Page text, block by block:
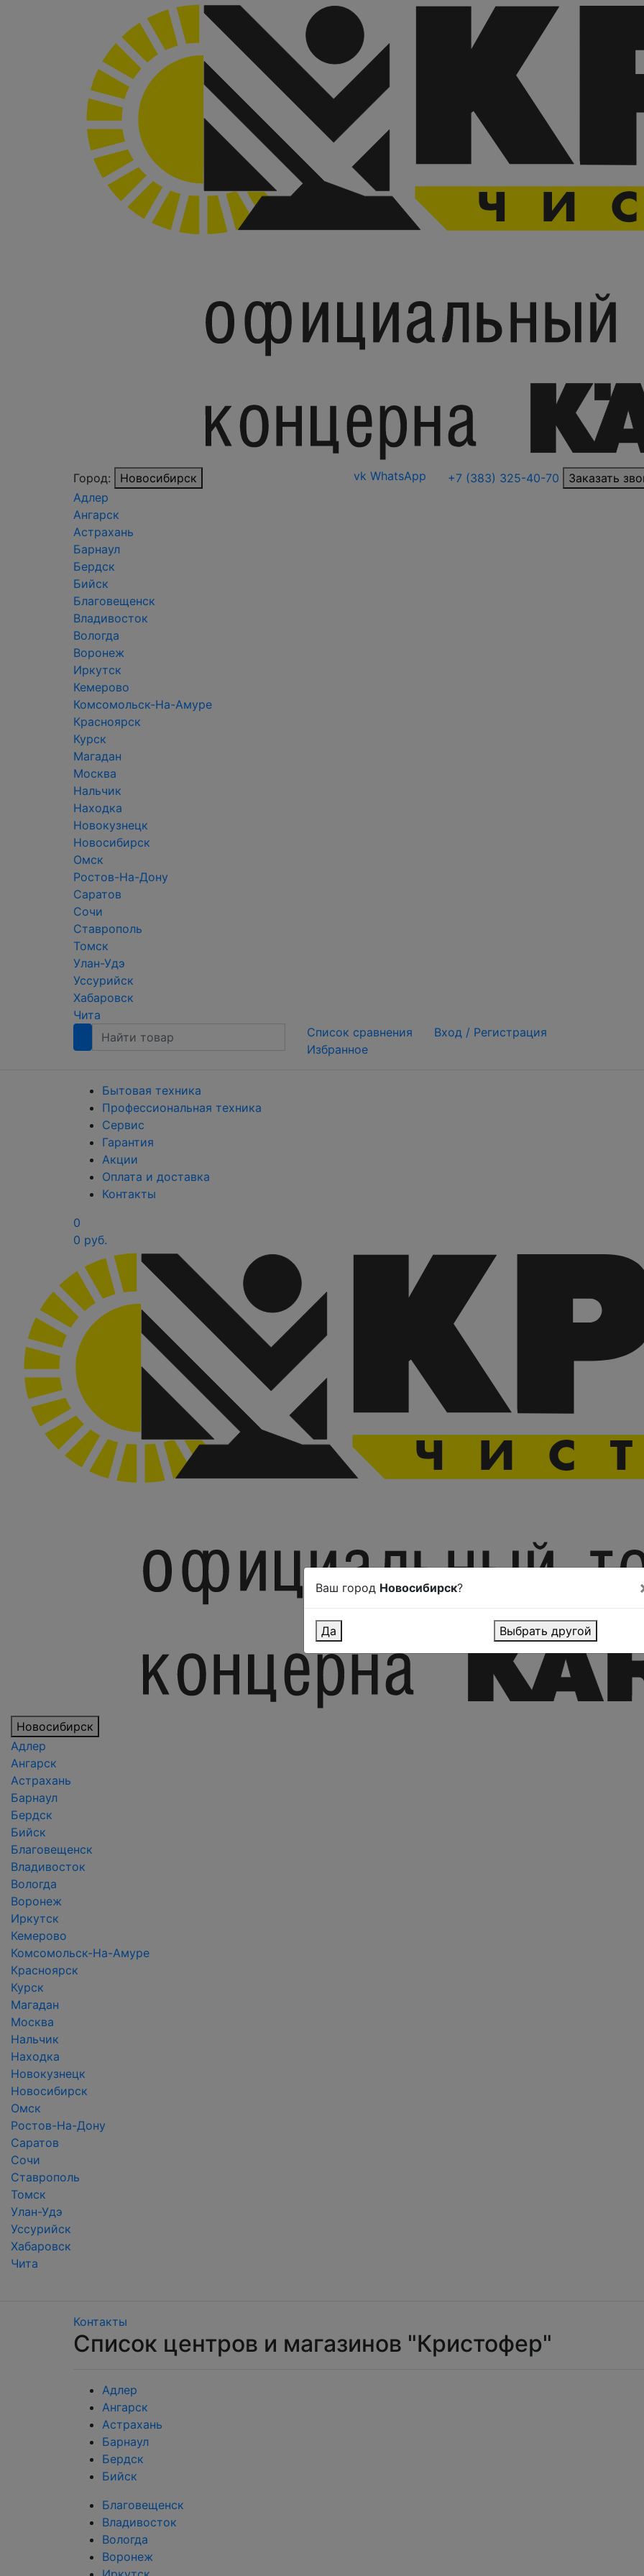
Город:
Новосибирск
Адлер
Ангарск
Астрахань
Барнаул
Бердск
Бийск
Благовещенск
Владивосток
Вологда
Воронеж
Иркутск
Кемерово
Комсомольск-На-Амуре
Красноярск
Курск
Магадан
Москва
Нальчик
Находка
Новокузнецк
Новосибирск
Омск
Ростов-На-Дону
Саратов
Сочи
Ставрополь
Томск
Улан-Удэ
Уссурийск
Хабаровск
Чита
vk WhatsApp +7 (383) 325-40-70 Заказать
Список сравнения
Избранное
Вход / Регистрация
Бытовая техника
Профессиональная техника
Сервис
Гарантия
Акции
Оплата и доставка
Контакты
0
0 руб.
Новосибирск
Адлер
Ангарск
Астрахань
Барнаул
Бердск
Бийск
Благовещенск
Владивосток
Вологда
Воронеж
Иркутск
Кемерово
Комсомольск-На-Амуре
Красноярск
Курск
Магадан
Москва
Нальчик
Находка
Новокузнецк
Новосибирск
Омск
Ростов-На-Дону
Саратов
Сочи
Ставрополь
Томск
Улан-Удэ
Уссурийск
Хабаровск
Чита
Контакты
Список центров и магазинов "Кристофер"
Адлер
Ангарск
Астрахань
Барнаул
Бердск
Бийск
Благовещенск
Владивосток
Вологда
Воронеж
Ваш город Новосибирск?
Да Выбрать другой